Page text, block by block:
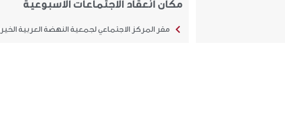
مكان انعقاد الاجتماعات الاسبوعية
مقر المركز الاجتماعي لجمعية النهضة العربية